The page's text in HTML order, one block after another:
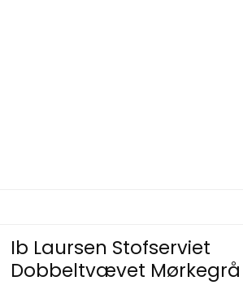
Ib Laursen Stofserviet
Dobbeltvævet Mørkegrå